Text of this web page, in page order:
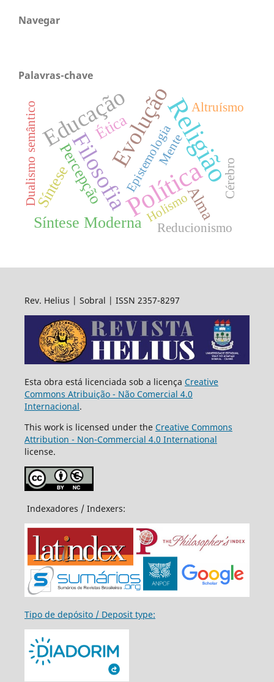
Navegar
Palavras-chave
Política
Religião
Filosofia
Evolução
Educação
Ética
Percepção
Síntese
Síntese Moderna Alma
Epistemologia
Holismo
Reducionismo
Altruísmo
Mente
Cérebro
Dualismo semântico
Rev. Helius | Sobral | ISSN 2357-8297
Esta obra está licenciada sob a licença Creative
Commons Atribuição - Não Comercial 4.0
Internacional.
This work is licensed under the Creative Commons
Attribution - Non-Commercial 4.0 International
license.
Indexadores / Indexers:
Tipo de depósito / Deposit type: